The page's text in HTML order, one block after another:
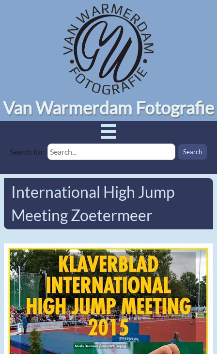
International High Jump
Meeting Zoetermeer
Van Warmerdam Fotografie
Search for: